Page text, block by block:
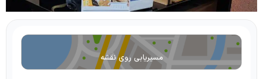
مسیریابی روی نقشه